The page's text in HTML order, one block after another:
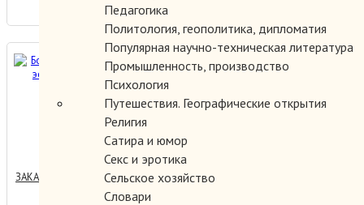
Педагогика
Политология, геополитика, дипломатия
Популярная научно-техническая литература
Промышленность, производство
Психология
Путешествия. Географические открытия
Религия
Сатира и юмор
Секс и эротика
Сельское хозяйство
Словари
Большой русско-
эсперантский словарь.
200.00 руб.
ЗАКАЗАТЬ